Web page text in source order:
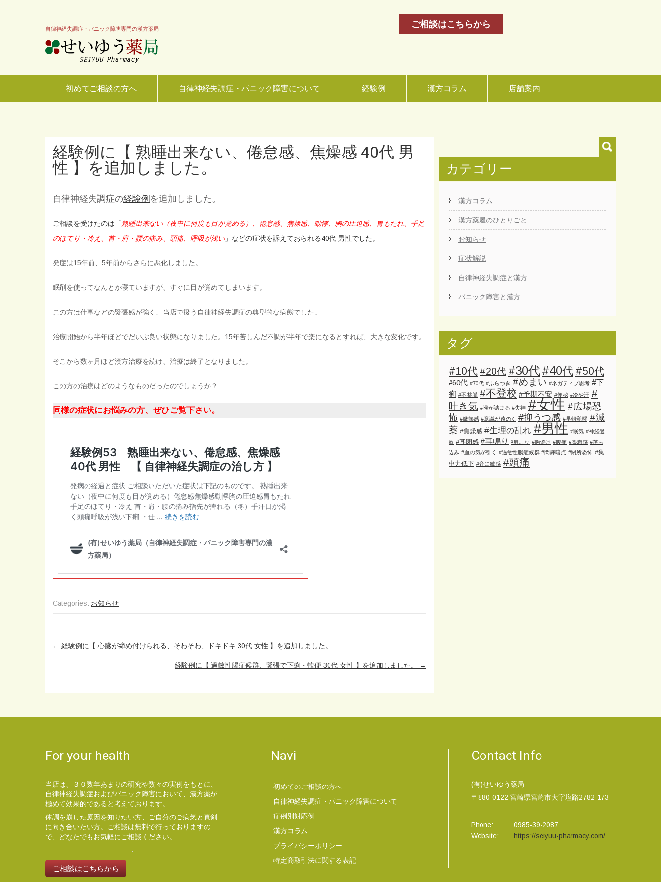
自律神経失調症・パニック障害専門の漢方薬局 ご相談はこちらから
初めてご相談の方へ 自律神経失調症・パニック障害について 経験例 漢方コラム 店舗案内
経験例に【 熟睡出来ない、倦怠感、焦燥感 40代 男
性 】を追加しました。
自律神経失調症の経験例 を追加しました。
ご相談を受けたのは「熟睡出来ない（夜中に何度も目が覚める）、倦怠感、焦燥感、動悸、胸の圧迫感、胃もたれ、手足
のほてり・冷え、首・肩・腰の痛み、頭痛、呼吸が浅い 」などの症状を訴えておられる40代 男性でした。
発症は15年前、5年前からさらに悪化しました。
眠剤を使ってなんとか寝ていますが、すぐに目が覚めてしまいます。
この方は仕事などの緊張感が強く、当店で扱う自律神経失調症の典型的な病態でした。
治療開始から半年ほどでだいぶ良い状態になりました。15年苦しんだ不調が半年で楽になるとすれば、大きな変化です。
そこから数ヶ月ほど漢方治療を続け、治療は終了となりました。
この方の治療はどのようなものだったのでしょうか？
同様の症状にお悩みの方、ぜひご覧下さい。
Categories: お知らせ
Post
← 経験例に【 心臓が締め付けられる、そわそわ、ドキドキ 30代 女性 】を追加しました。
経験例に【 過敏性腸症候群、緊張で下痢・軟便 30代 女性 】を追加しました。 →
カテゴリー
漢方コラム
漢方薬屋のひとりごと
お知らせ
症状解説
自律神経失調症と漢方
パニック障害と漢方
タグ
#10代 #20代 #30代 #40代 #50代
#60代 #70代 #ふらつき #めまい #ネガティブ思考 #下
痢 #不整脈 #不登校 #予期不安 #便秘 #冷や汗 #
吐き気 #喉が詰まる #失神 #女性 #広場恐
怖 #微熱感 #意識が遠のく #抑うつ感 #早朝覚醒 #減
薬 #焦燥感 #生理の乱れ #男性 #眠気 #神経過
敏 #耳閉感 #耳鳴り #肩こり #胸焼け #腹痛 #膨満感 #落ち
込み #血の気が引く #過敏性腸症候群 #閃輝暗点 #閉所恐怖 #集
中力低下 #音に敏感 #頭痛
For your health
当店は、３０数年あまりの研究や数々の実例をもとに、
自律神経失調症およびパニック障害において、漢方薬が
極めて効果的であると考えております。
体調を崩した原因を知りたい方、ご自分のご病気と真剣
に向き合いたい方。ご相談は無料で行っておりますの
で、どなたでもお気軽にご相談ください。
ご相談はこちらから
Navi
初めてのご相談の方へ
自律神経失調症・パニック障害について
症例別対応例
漢方コラム
プライバシーポリシー
特定商取引法に関する表記
Contact Info
(有)せいゆう薬局
〒880-0122 宮崎県宮崎市大字塩路2782-173
Phone:
0985-39-2087
Website:
https://seiyuu-pharmacy.com/